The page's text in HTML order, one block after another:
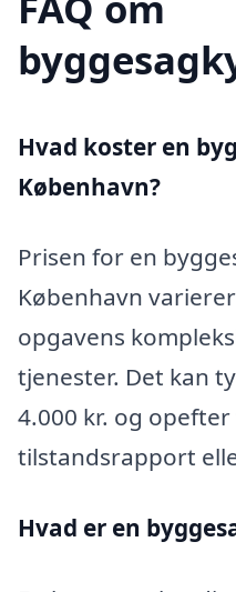
Hvad koster en
København?
Prisen for en
København
opgavens
tjenester. Det kan
4.000 kr. og
tilstandsrapport
Hvad er en